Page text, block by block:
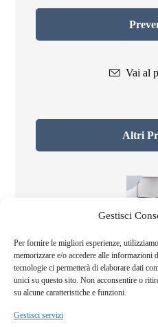
Gestisci
Per fornire le migliori esperienze,
memorizzare e/o accedere alle informazioni
tecnologie ci permetterà di elaborare dati
unici su questo sito. Non acconsentire o
su alcune caratteristiche e funzioni.
Gestisci servizi
Vai al
Altri
€